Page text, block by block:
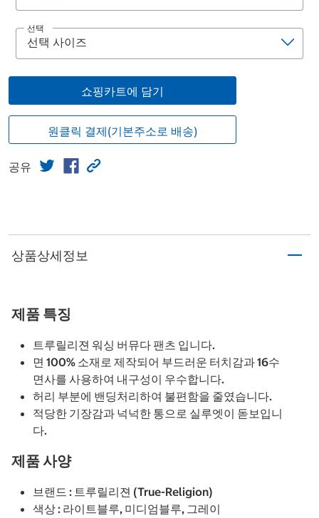
선택
쇼핑카트에 담기
원클릭 결제(기본주소로 배송)
공유
상품상세정보
제품 특징
트루릴리젼 워싱 버뮤다 팬츠 입니다.
면 100% 소재로 제작되어 부드러운 터치감과 16수
면사를 사용하여 내구성이 우수합니다.
허리 부분에 밴딩처리하여 불편함을 줄였습니다.
적당한 기장감과 넉넉한 통으로 실루엣이 돋보입니
다.
제품 사양
브랜드 : 트루릴리젼 (True-Religion)
색상 : 라이트블루, 미디엄블루, 그레이